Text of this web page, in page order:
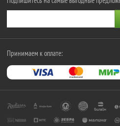
Принимаем к оплате: